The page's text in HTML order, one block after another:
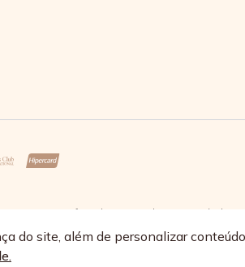
do site, além de personalizar
exceto feriados - Rua Alpont, 428 nível 2 -